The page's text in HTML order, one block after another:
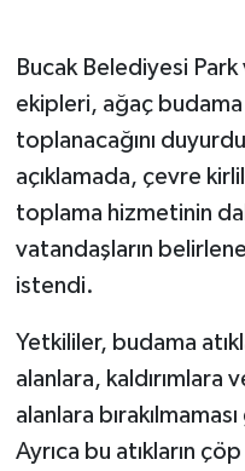
Bucak Belediyesi
ekipleri, ağaç budama
toplanacağını
açıklamada, çevre
toplama hizmetinin
vatandaşların
istendi.
Yetkililer, budama
alanlara,
alanlara
Ayrıca bu atıkların